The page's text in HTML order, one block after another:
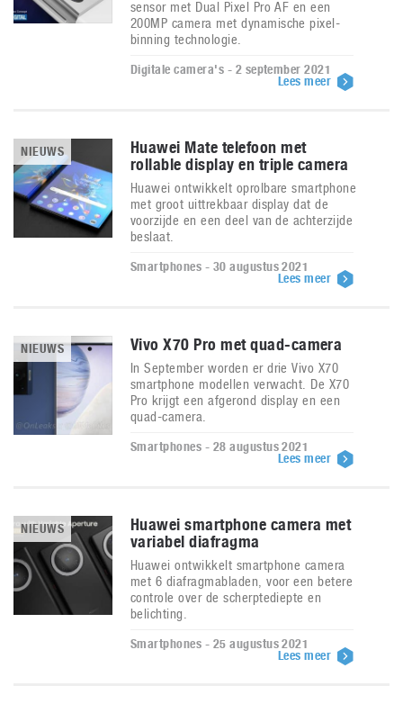
sensor met Dual Pixel Pro AF en een
200MP camera met dynamische pixel-
binning technologie.
Digitale camera's - 2 september 2021
Lees meer
NIEUWS
Huawei Mate telefoon met
rollable display en triple camera
Huawei ontwikkelt oprolbare smartphone
met groot uittrekbaar display dat de
voorzijde en een deel van de achterzijde
beslaat.
Smartphones - 30 augustus 2021
Lees meer
NIEUWS Vivo X70 Pro met quad-camera
In September worden er drie Vivo X70
smartphone modellen verwacht. De X70
Pro krijgt een afgerond display en een
quad-camera.
Smartphones - 28 augustus 2021
Lees meer
NIEUWS
Huawei smartphone camera met
variabel diafragma
Huawei ontwikkelt smartphone camera
met 6 diafragmabladen, voor een betere
controle over de scherptediepte en
belichting.
Smartphones - 25 augustus 2021
Lees meer